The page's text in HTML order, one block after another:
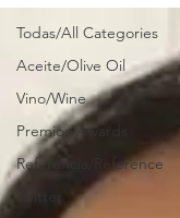
Todas/All Categories
Aceite/Olive Oil
Vino/Wine
Premios/Awards
Referencia/Reference